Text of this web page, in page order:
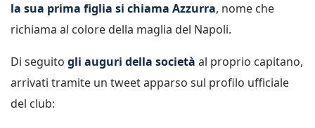
la sua prima figlia si chiama Azzurra, nome che
richiama al colore della maglia del Napoli.
Di seguito gli auguri della società al proprio capitano,
arrivati tramite un tweet apparso sul profilo ufficiale
del club: